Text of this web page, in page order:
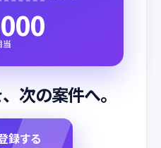
当
次の案件へ。
録する